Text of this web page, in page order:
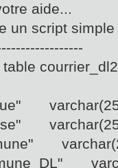
aide...
un script
table